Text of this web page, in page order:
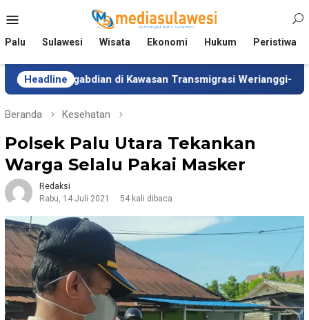
ke
Mobile
Palu Sulawesi Wisata Ekonomi Hukum Peristiwa
Headlinedi Kawasan Transmigrasi Werianggi-Werabur
Beranda Kesehatan
Polsek Palu Utara Tekankan
Warga Selalu Pakai Masker
Redaksi
Rabu, 14 Juli 2021
54 kali dibaca